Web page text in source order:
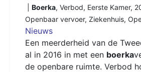
Boerka, Verbod, Eerste Kamer,
Openbaar vervoer, Ziekenhuis,
Nieuws
Een meerderheid van de
al in 2016 in met een boerka
de openbare ruimte. Verbod